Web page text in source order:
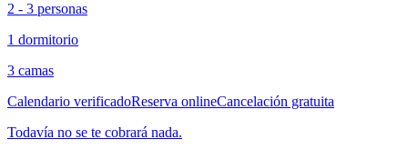
2 - 3 personas
1 dormitorio
3 camas
Calendario verificadoReserva onlineCancelación gratuita
Todavía no se te cobrará nada.